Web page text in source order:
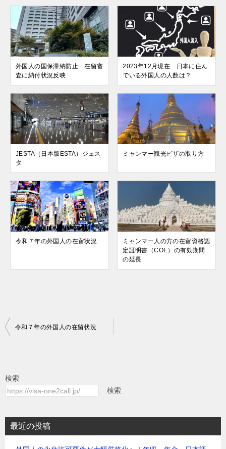
外国人の国保滞納防止 在留審
査に納付状況反映
2023年12月現在 日本に住ん
でいる外国人の人数は？
JESTA（日本版ESTA）ジェス
タ
ミャンマー観光ビザの取り方
令和７年の外国人の在留状況
ミャンマー人の方の在留資格認
定証明書（COE）の有効期間
の延長
投
ビ
ゲ
シ
ョ
令和７年の外国人の在留状況
検索
検索
最近の投稿